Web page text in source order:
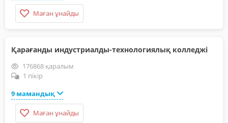
Маған ұнайды
Қарағанды индустриалды-технологиялық колледжі
176868 қаралым
1 пікір
9 мамандық
Маған ұнайды